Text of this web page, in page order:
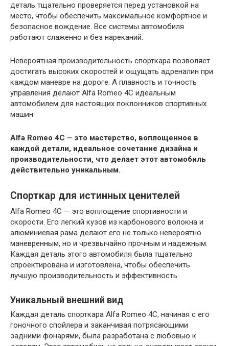
деталь тщательно проверяется перед установкой на
место, чтобы обеспечить максимальное комфортное и
безопасное вождение. Все системы автомобиля
работают слаженно и без нареканий.
Невероятная производительность спорткара позволяет
достигать высоких скоростей и ощущать адреналин при
каждом маневре на дороге. А плавность и точность
управления делают Alfa Romeo 4C идеальным
автомобилем для настоящих поклонников спортивных
машин.
Alfa Romeo 4C – это мастерство, воплощенное в
каждой детали, идеальное сочетание дизайна и
производительности, что делает этот автомобиль
действительно уникальным.
Спорткар для истинных ценителей
Alfa Romeo 4C — это воплощение спортивности и
скорости. Его легкий кузов из карбонового волокна и
алюминиевая рама делают его не только невероятно
маневренным, но и чрезвычайно прочным и надежным.
Каждая деталь этого автомобиля была тщательно
спроектирована и изготовлена, чтобы обеспечить
лучшую производительность и эффективность.
Уникальный внешний вид
Каждая деталь спорткара Alfa Romeo 4C, начиная с его
гоночного спойлера и заканчивая потрясающими
задними фонарями, была разработана с любовью к